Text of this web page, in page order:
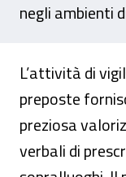
negli ambienti
L’attività di
preposte
preziosa
verbali di